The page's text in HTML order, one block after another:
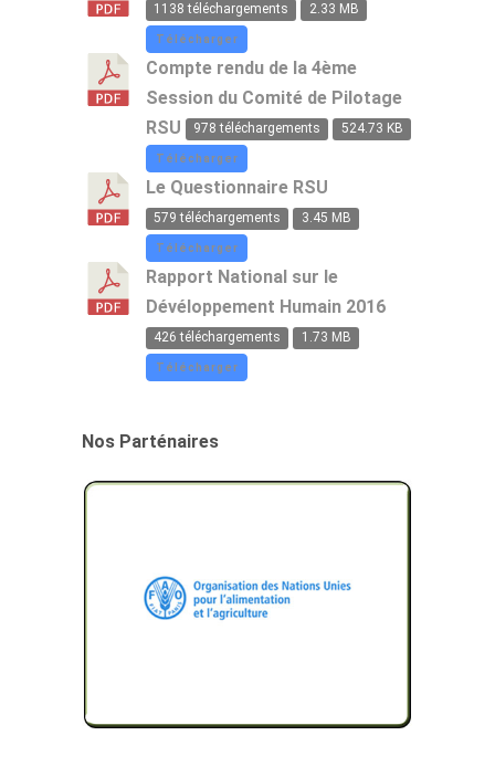
1138 téléchargements 2.33 MB
Télécharger
Compte rendu de la 4ème
Session du Comité de Pilotage
RSU
978 téléchargements 524.73 KB
Télécharger
Le Questionnaire RSU
579 téléchargements 3.45 MB
Télécharger
Rapport National sur le
Dévéloppement Humain 2016
426 téléchargements 1.73 MB
Télécharger
Nos Parténaires